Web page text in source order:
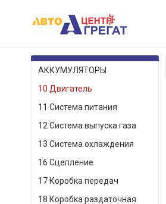
КАТАЛОГ ТОВАРОВ
АККУМУЛЯТОРЫ
10 Двигатель
11 Система питания
12 Система выпуска газа
13 Система охлаждения
16 Сцепление
17 Коробка передач
18 Коробка раздаточная